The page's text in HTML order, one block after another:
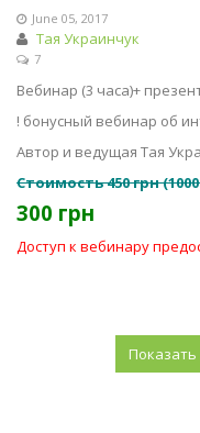
June 05, 2017
Тая Украинчук
7
Вебинар (3 часа)+
! бонусный вебинар об
Автор и ведущая Тая
Стоимость 450 грн
300 грн
Доступ к вебинару